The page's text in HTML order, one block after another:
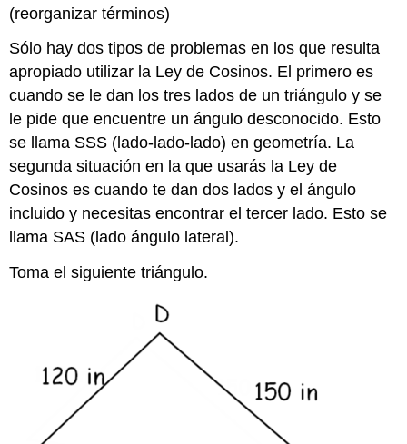
(reorganizar términos)
Sólo hay dos tipos de problemas en los que resulta
apropiado utilizar la Ley de Cosinos. El primero es
cuando se le dan los tres lados de un triángulo y se
le pide que encuentre un ángulo desconocido. Esto
se llama SSS (lado-lado-lado) en geometría. La
segunda situación en la que usarás la Ley de
Cosinos es cuando te dan dos lados y el ángulo
incluido y necesitas encontrar el tercer lado. Esto se
llama SAS (lado ángulo lateral).
Toma el siguiente triángulo.